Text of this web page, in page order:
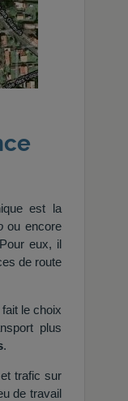
est la
ou encore
eux, il
de route
le choix
plus
.
trafic sur
de travail